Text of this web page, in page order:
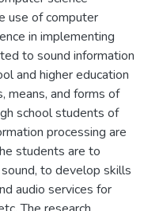
use of computer
in implementing
to sound information
and higher education
means, and forms of
school students of
processing are
students are to
to develop skills
audio services for